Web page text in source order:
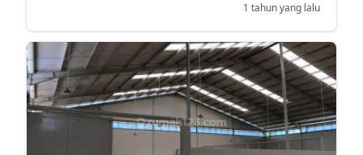
1 tahun yang lalu